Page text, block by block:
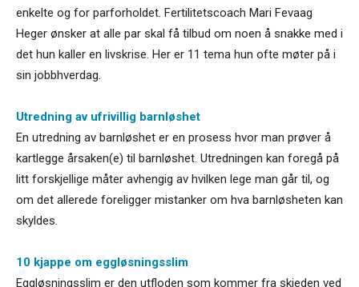
enkelte og for parforholdet. Fertilitetscoach Mari Fevaag
Heger ønsker at alle par skal få tilbud om noen å snakke med i
det hun kaller en livskrise. Her er 11 tema hun ofte møter på i
sin jobbhverdag.
Utredning av ufrivillig barnløshet
En utredning av barnløshet er en prosess hvor man prøver å
kartlegge årsaken(e) til barnløshet. Utredningen kan foregå på
litt forskjellige måter avhengig av hvilken lege man går til, og
om det allerede foreligger mistanker om hva barnløsheten kan
skyldes.
10 kjappe om eggløsningsslim
Eggløsningsslim er den utfloden som kommer fra skjeden ved